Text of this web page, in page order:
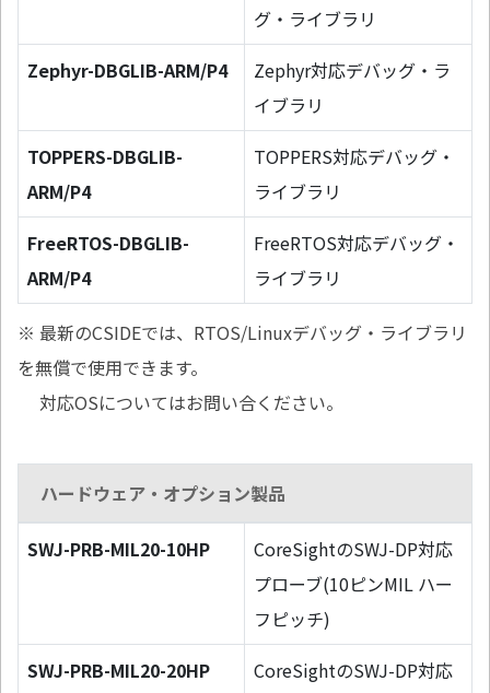
グ・ライブラリ
Zephyr-DBGLIB-ARM/P4
Zephyr対応デバッグ・ラ
イブラリ
TOPPERS-DBGLIB-
ARM/P4
TOPPERS対応デバッグ・
ライブラリ
FreeRTOS-DBGLIB-
ARM/P4
FreeRTOS対応デバッグ・
ライブラリ
※ 最新のCSIDEでは、RTOS/Linuxデバッグ・ライブラリ
を無償で使用できます。
対応OSについてはお問い合ください。
ハードウェア・オプション製品
SWJ-PRB-MIL20-10HP
CoreSightのSWJ-DP対応
プローブ(10ピンMIL ハー
フピッチ)
SWJ-PRB-MIL20-20HP
CoreSightのSWJ-DP対応